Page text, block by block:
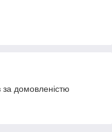
домовленістю